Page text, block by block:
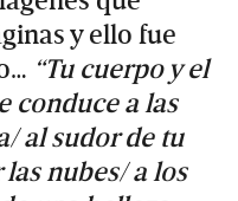
y ello fue
“Tu cuerpo y el
conduce a las
al sudor de tu
nubes/ a los